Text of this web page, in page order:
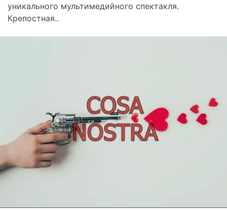
уникального мультимедийного спектакля.
Крепостная..